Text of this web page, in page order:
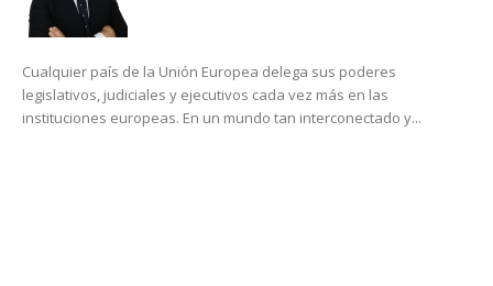
Cualquier país de la Unión Europea delega sus poderes
legislativos, judiciales y ejecutivos cada vez más en las
instituciones europeas. En un mundo tan interconectado y...